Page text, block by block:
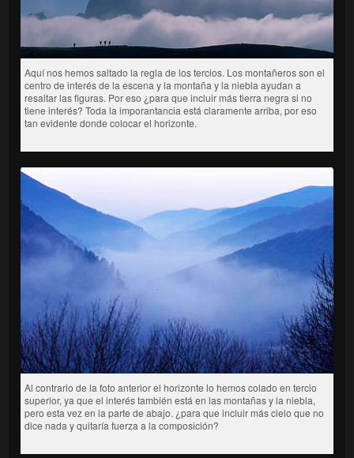
Aquí nos hemos saltado la regla de los tercios. Los montañeros son el
centro de interés de la escena y la montaña y la niebla ayudan a
resaltar las figuras. Por eso ¿para que incluir más tierra negra si no
tiene interés? Toda la imporantancia está claramente arriba, por eso
tan evidente donde colocar el horizonte.
Al contrario de la foto anterior el horizonte lo hemos colado en tercio
superior, ya que el interés también está en las montañas y la niebla,
pero esta vez en la parte de abajo. ¿para que incluir más cielo que no
dice nada y quitaría fuerza a la composición?